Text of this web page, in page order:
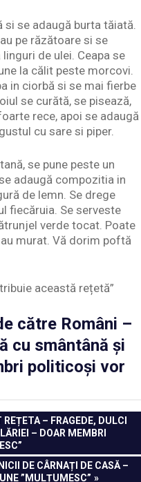
si se adaugă burta tăiată.
pe răzătoare si se
de ulei. Ceapa se
la călit peste morcovi.
in ciorbă si se mai fierbe
se curătă, se pisează,
rece, apoi se adaugă
cu sare si piper.
se pune peste un
adaugă compozitia in
de lemn. Se drege
fiecăruia. Se serveste
verde tocat. Poate
murat. Vă dorim poftă
această rețetă”
către Români –
cu smântână și
politicoși vor
– FRAGEDE, DULCI
– DOAR MEMBRI
DE CÂRNAȚI DE CASĂ –
”MULȚUMESC”